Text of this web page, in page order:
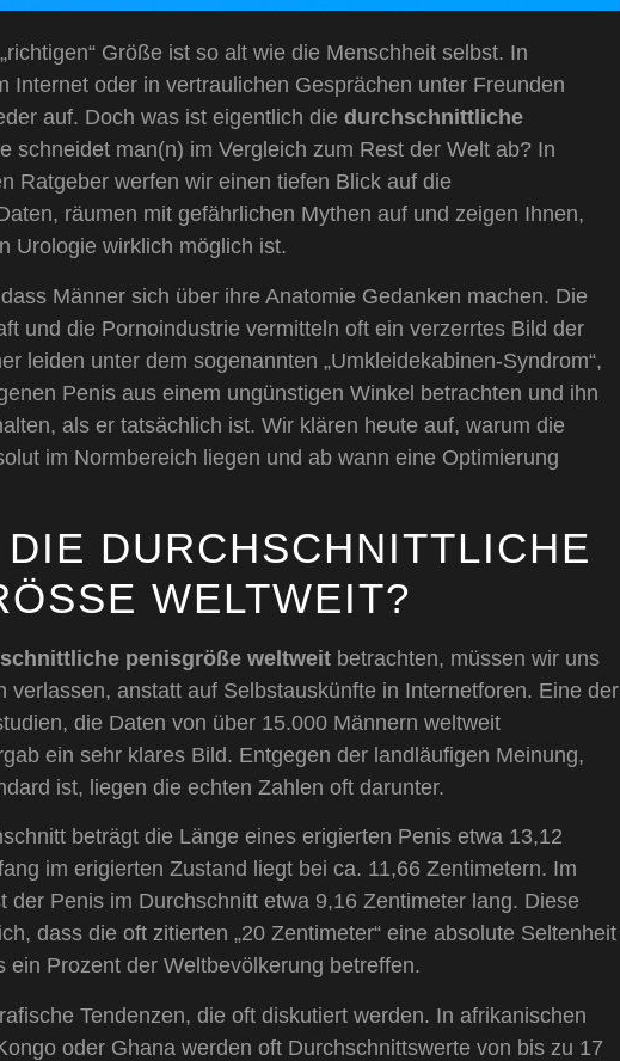
Größe ist so alt wie die Menschheit selbst. In
Internet oder in vertraulichen Gesprächen unter Freunden
auf. Doch was ist eigentlich diedurchschnittliche
schneidet man(n) im Vergleich zum Rest der Welt ab? In
Ratgeber werfen wir einen tiefen Blick auf die
räumen mit gefährlichen Mythen auf und zeigen Ihnen,
Urologie wirklich möglich ist.
Männer sich über ihre Anatomie Gedanken machen. Die
und die Pornoindustrie vermitteln oft ein verzerrtes Bild der
leiden unter dem sogenannten „Umkleidekabinen-Syndrom“,
Penis aus einem ungünstigen Winkel betrachten und ihn
als er tatsächlich ist. Wir klären heute auf, warum die
im Normbereich liegen und ab wann eine Optimierung
DURCHSCHNITTLICHE
WELTWEIT?
penisgröße weltweit betrachten, müssen wir uns
verlassen, anstatt auf Selbstauskünfte in Internetforen. Eine der
die Daten von über 15.000 Männern weltweit
ein sehr klares Bild. Entgegen der landläufigen Meinung,
ist, liegen die echten Zahlen oft darunter.
beträgt die Länge eines erigierten Penis etwa 13,12
im erigierten Zustand liegt bei ca. 11,66 Zentimetern. Im
der Penis im Durchschnitt etwa 9,16 Zentimeter lang. Diese
dass die oft zitierten „20 Zentimeter“ eine absolute Seltenheit
ein Prozent der Weltbevölkerung betreffen.
Tendenzen, die oft diskutiert werden. In afrikanischen
oder Ghana werden oft Durchschnittswerte von bis zu 17